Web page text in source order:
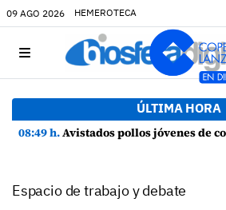
09 AGO 2026 HEMEROTECA
ÚLTIMA HORA
08:49 h.Avistados pollos jóvenes de corredor sahariano y episodios de
Espacio de trabajo y debate